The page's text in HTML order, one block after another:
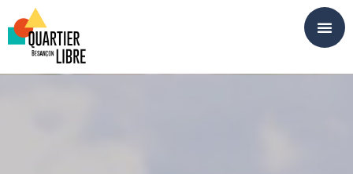
Panneau de gestion des cookies